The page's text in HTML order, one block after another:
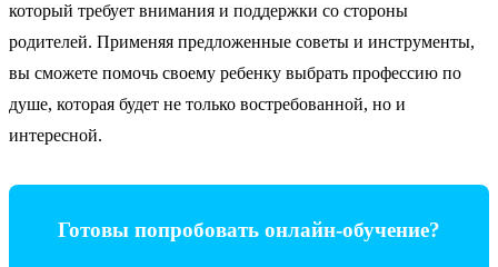
который требует внимания и поддержки со стороны
родителей. Применяя предложенные советы и инструменты,
вы сможете помочь своему ребенку выбрать профессию по
душе, которая будет не только востребованной, но и
интересной.
Готовы попробовать онлайн-обучение?